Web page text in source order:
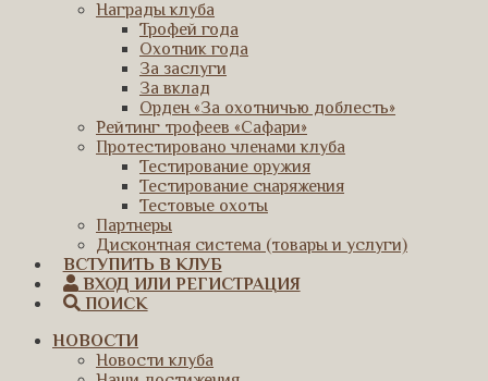
Награды клуба
Трофей года
Охотник года
За заслуги
За вклад
Орден «За охотничью доблесть»
Рейтинг трофеев «Сафари»
Протестировано членами клуба
Тестирование оружия
Тестирование снаряжения
Тестовые охоты
Партнеры
Дисконтная система (товары и услуги)
ВСТУПИТЬ В КЛУБ
ВХОД ИЛИ РЕГИСТРАЦИЯ
ПОИСК
НОВОСТИ
Новости клуба